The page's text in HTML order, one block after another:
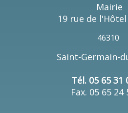
Mairie
19 rue de
46310
Saint-Germain-
Tél. 05 65 31
Fax. 05 65 24